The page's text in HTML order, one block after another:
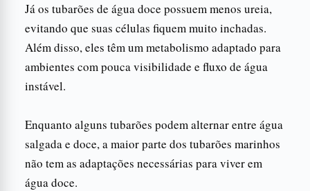
Já os tubarões de água doce possuem menos ureia,
evitando que suas células fiquem muito inchadas.
Além disso, eles têm um metabolismo adaptado para
ambientes com pouca visibilidade e fluxo de água
instável.
Enquanto alguns tubarões podem alternar entre água
salgada e doce, a maior parte dos tubarões marinhos
não tem as adaptações necessárias para viver em
água doce.